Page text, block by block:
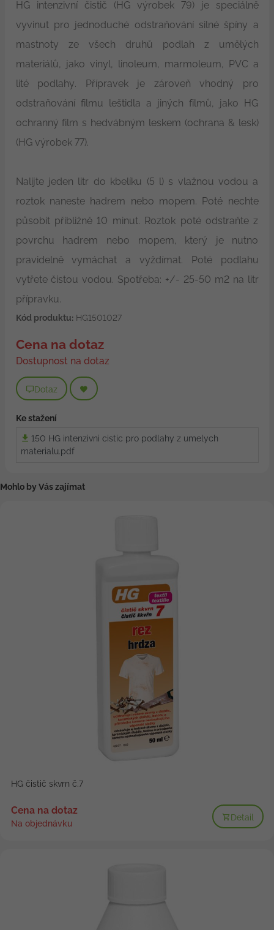
HG intenzivní čistič (HG výrobek 79) je speciálně
vyvinut pro jednoduché odstraňování silné špíny a
mastnoty ze všech druhů podlah z umělých
materiálů, jako vinyl, linoleum, marmoleum, PVC a
lité podlahy. Přípravek je zároveň vhodný pro
odstraňování filmu leštidla a jiných filmů, jako HG
ochranný film s hedvábným leskem (ochrana & lesk)
(HG výrobek 77).
Nalijte jeden litr do kbelíku (5 l) s vlažnou vodou a
roztok naneste hadrem nebo mopem. Poté nechte
působit přibližně 10 minut. Roztok poté odstraňte z
povrchu hadrem nebo mopem, který je nutno
pravidelně vymáchat a vyždímat. Poté podlahu
vytřete čistou vodou. Spotřeba: +/- 25-50 m2 na litr
přípravku.
Kód produktu:HG1501027
Cena na dotaz
Dostupnost na dotaz
Dotaz
Ke stažení
150 HG intenzivni cistic pro podlahy z umelych
materialu.pdf
Mohlo by Vás zajímat
HG čistič skvrn č.7
Cena na dotaz
Na objednávku
Detail